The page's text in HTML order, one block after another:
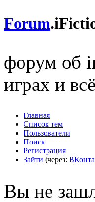
Forum.
форум об
играх и
Главная
Список тем
Пользователи
Поиск
Регистрация
Зайти (через:
Вы не